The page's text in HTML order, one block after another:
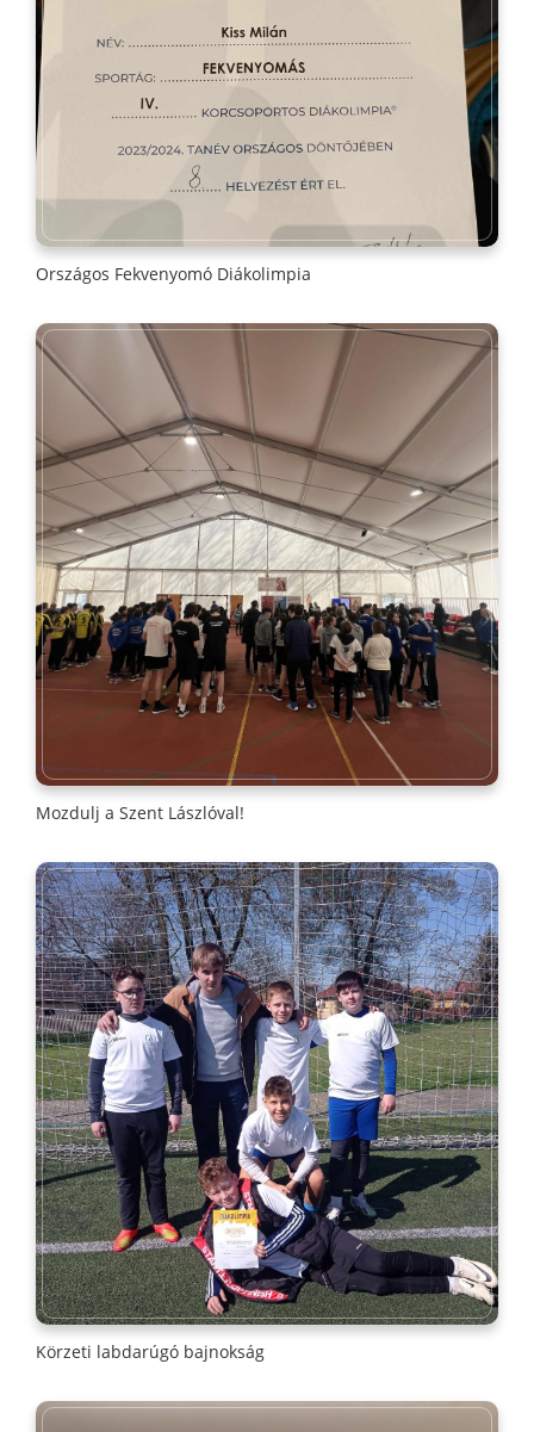
Országos Fekvenyomó Diákolimpia
Mozdulj a Szent Lászlóval!
Körzeti labdarúgó bajnokság